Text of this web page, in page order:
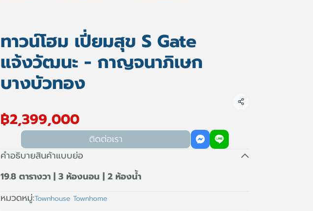
ทาวน์โฮม เปี่ยมสุข S Gate
แจ้งวัฒนะ - กาญจนาภิเษก
บางบัวทอง
แชร์
฿2,399,000
ติดต่อเรา
คำอธิบายสินค้าแบบย่อ
19.8 ตารางวา | 3 ห้องนอน | 2 ห้องน้ำ
หมวดหมู่:Townhouse Townhome